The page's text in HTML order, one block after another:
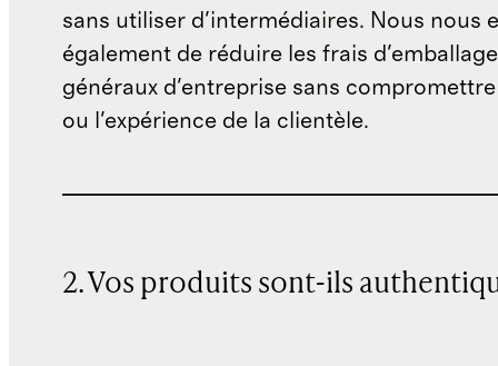
sans utiliser d'intermédiaires. Nous nous
également de réduire les frais
généraux d'entreprise sans
ou l'expérience de la clientèle.
2. Vos produits sont-ils